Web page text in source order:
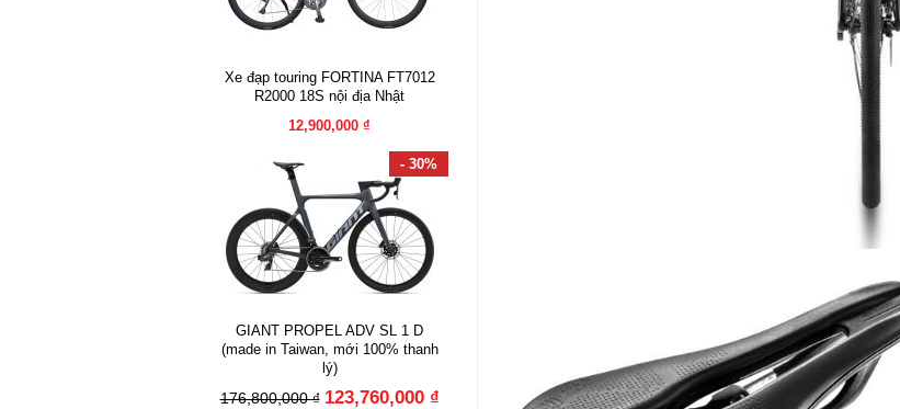
Xe đạp touring FORTINA FT7012
R2000 18S nội địa Nhật
12,900,000 ₫
- 30%
GIANT PROPEL ADV SL 1 D
(made in Taiwan, mới 100% thanh
lý)
176,800,000 ₫ 123,760,000 ₫